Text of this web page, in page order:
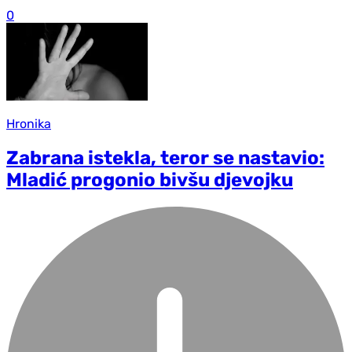
0
Hronika
Zabrana istekla, teror se nastavio:
Mladić progonio bivšu djevojku